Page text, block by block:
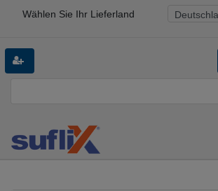
Wählen Sie Ihr Lieferland